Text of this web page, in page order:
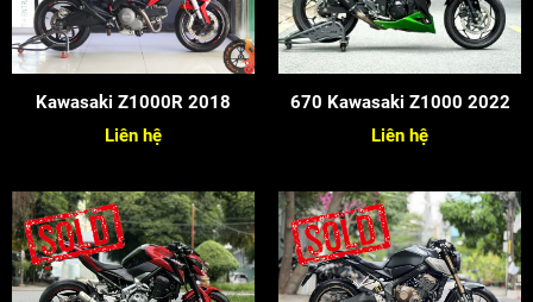
Kawasaki Z1000R 2018
Liên hệ
670 Kawasaki Z1000 2022
Liên hệ